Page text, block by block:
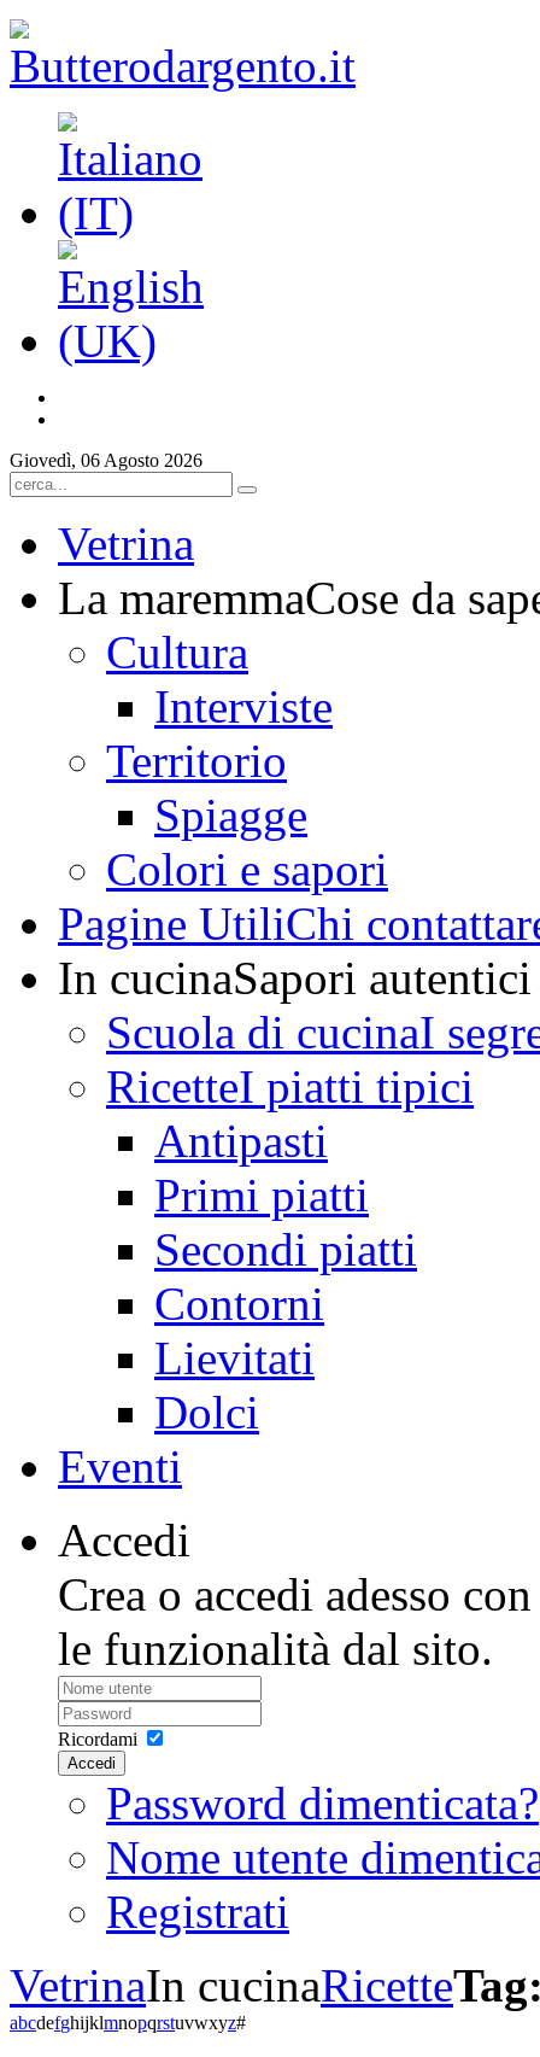
Giovedì, 06 Agosto 2026
Vetrina
La maremmaCose da
Cultura
Interviste
Territorio
Spiagge
Colori e sapori
Pagine UtiliChi
In cucinaSapori autentici
Scuola di cucinaI
RicetteI piatti tipici
Antipasti
Primi piatti
Secondi piatti
Contorni
Lievitati
Dolci
Eventi
Accedi
Crea o accedi adesso
le funzionalità dal sito.
Ricordami
Accedi
Password dimenticata?
Nome utente
Registrati
VetrinaIn cucinaRicette
abcdefghijklmnopqrstuvwxyz#